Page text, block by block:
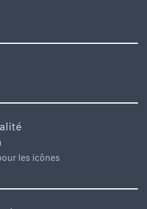
les icônes